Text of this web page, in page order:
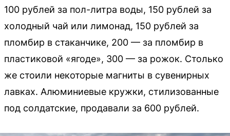
100 рублей за пол-литра воды, 150 рублей за
холодный чай или лимонад, 150 рублей за
пломбир в стаканчике, 200 — за пломбир в
пластиковой «ягоде», 300 — за рожок. Столько
же стоили некоторые магниты в сувенирных
лавках. Алюминиевые кружки, стилизованные
под солдатские, продавали за 600 рублей.